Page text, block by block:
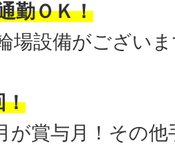
勤ＯＫ！
場設備がござい
！
が賞与月！その